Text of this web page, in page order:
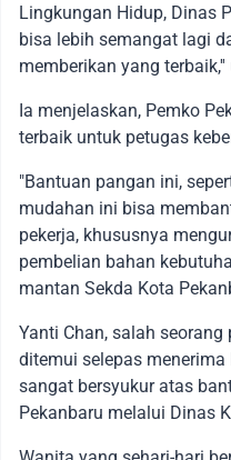
Lingkungan Hidup, Dinas
bisa lebih semangat lagi
memberikan yang terbaik,''
Ia menjelaskan, Pemko
terbaik untuk petugas
"Bantuan pangan ini,
mudahan ini bisa
pekerja, khususnya
pembelian bahan
mantan Sekda Kota
Yanti Chan, salah
ditemui selepas
sangat bersyukur atas
Pekanbaru melalui Dinas